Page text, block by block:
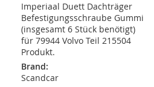
Imperiaal Duett Dachträger
Befestigungsschraube Gummi
(insgesamt 6 Stück benötigt)
für 79944 Volvo Teil 215504
Produkt.
Brand:
Scandcar